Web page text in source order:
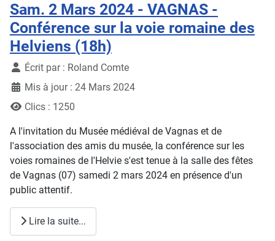
Sam. 2 Mars 2024 - VAGNAS -
Conférence sur la voie romaine des
Helviens (18h)
DétailsÉcrit par : Roland Comte
Mis à jour : 24 Mars 2024
Clics : 1250
A l'invitation du Musée médiéval de Vagnas et de
l'association des amis du musée, la conférence sur les
voies romaines de l'Helvie s'est tenue à la salle des fêtes
de Vagnas (07) samedi 2 mars 2024 en présence d'un
public attentif.
Lire la suite...